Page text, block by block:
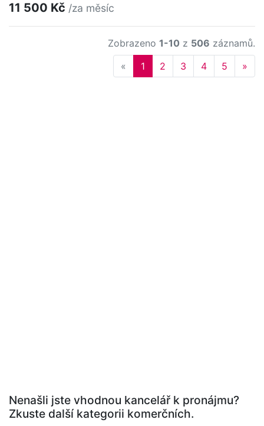
11 500 Kč /za měsíc
Zobrazeno 1-10 z 506 záznamů.
« Previous
1 2 3 4 5 »
Nenašli jste vhodnou kancelář k pronájmu?
Zkuste další kategorii komerčních.